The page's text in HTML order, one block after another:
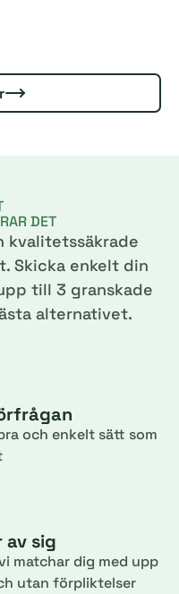
DET
kvalitetssäkrade
Skicka enkelt din
till 3 granskade
alternativet.
och enkelt sätt som
av sig
matchar dig med upp
utan förpliktelser